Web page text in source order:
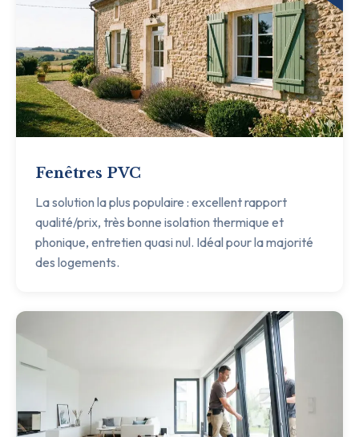
Fenêtres PVC
La solution la plus populaire : excellent rapport
qualité/prix, très bonne isolation thermique et
phonique, entretien quasi nul. Idéal pour la majorité
des logements.